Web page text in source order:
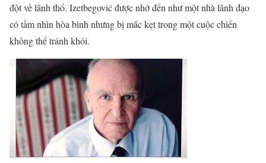
đột về lãnh thổ. Izetbegović được nhớ đến như một nhà lãnh đạo
có tầm nhìn hòa bình nhưng bị mắc kẹt trong một cuộc chiến
không thể tránh khỏi.